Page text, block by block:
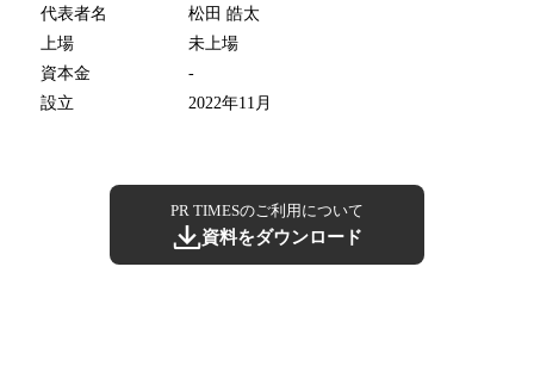
代表者名
松田 皓太
上場
未上場
資本金
-
設立
2022年11月
PR TIMESのご利用について
資料をダウンロード